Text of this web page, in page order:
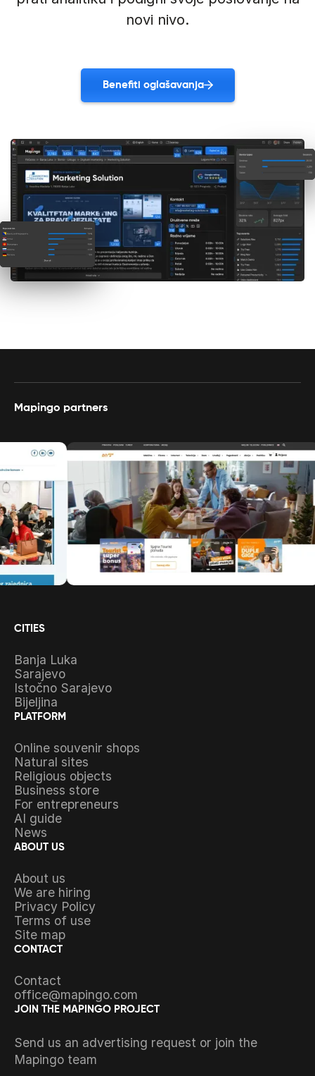
novi nivo.
Benefiti oglašavanja
Mapingo partners
CITIES
Banja Luka
Sarajevo
Istočno Sarajevo
Bijeljina
PLATFORM
Online souvenir shops
Natural sites
Religious objects
Business store
For entrepreneurs
AI guide
News
ABOUT US
About us
We are hiring
Privacy Policy
Terms of use
Site map
CONTACT
Contact
office@mapingo.com
JOIN THE MAPINGO PROJECT
Send us an advertising request or join the
Mapingo team